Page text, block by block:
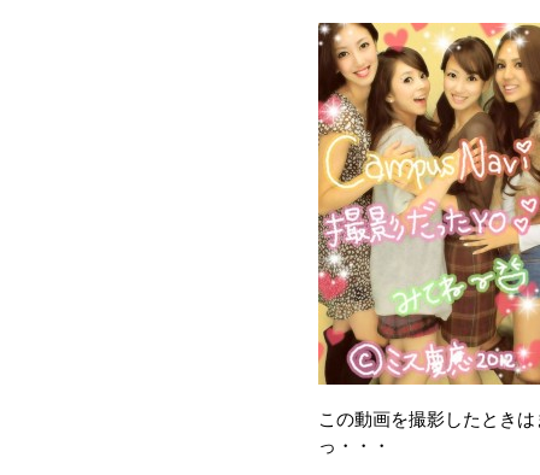
この動画を撮影したとき
っ・・・